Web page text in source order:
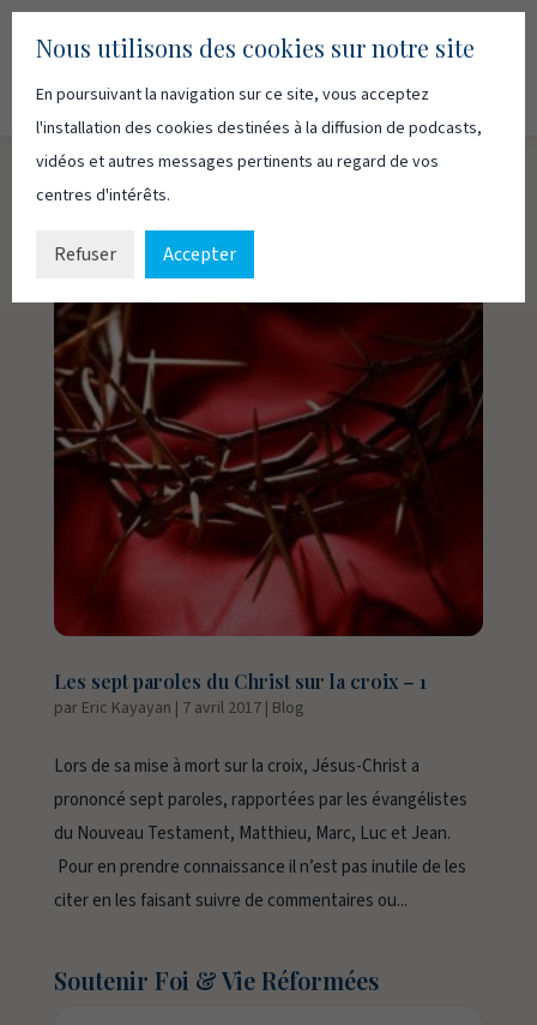
Les sept paroles du Christ sur la croix – 1
par Eric Kayayan | 7 avril 2017| Blog
Lors de sa mise à mort sur la croix, Jésus-Christ a
prononcé sept paroles, rapportées par les évangélistes
du Nouveau Testament, Matthieu, Marc, Luc et Jean.
Pour en prendre connaissance il n’est pas inutile de les
citer en les faisant suivre de commentaires ou...
Soutenir Foi & Vie Réformées
Nous utilisons des cookies sur notre site
En poursuivant la navigation sur ce site, vous acceptez
l'installation des cookies destinées à la diffusion de podcasts,
vidéos et autres messages pertinents au regard de vos
centres d'intérêts.
Refuser Accepter